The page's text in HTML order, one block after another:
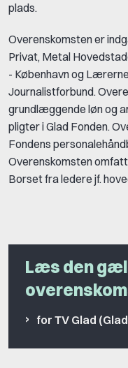
plads.
Overenskomsten er
Privat, Metal
- København og
Journalistforbund.
grundlæggende løn og
pligter i Glad Fonden.
Fondens
Overenskomsten
Borset fra ledere jf.
Læs den
for TV Glad